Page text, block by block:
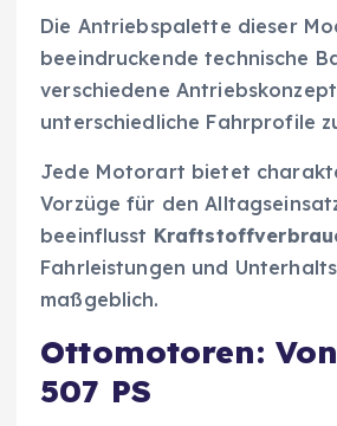
Die Antriebspalette dieser
beeindruckende technische
verschiedene
unterschiedliche Fahrprofile
Jede Motorart bietet
Vorzüge für den
beeinflusst
Fahrleistungen und
maßgeblich.
Ottomotoren:
507 PS